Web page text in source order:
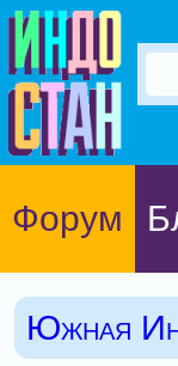
Форум
Южная